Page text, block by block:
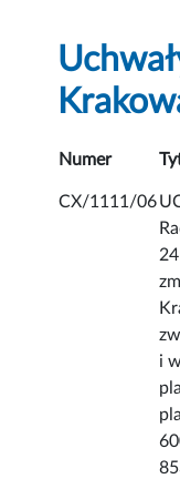
Numer
CX/1111/06
i